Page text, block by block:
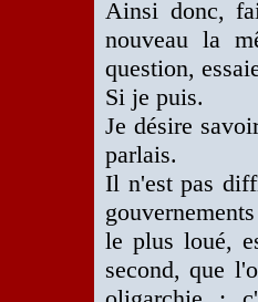
Ainsi donc,
nouveau la
question,
Si je puis.
Je désire
parlais.
Il n'est pas
le plus loué,
second, que